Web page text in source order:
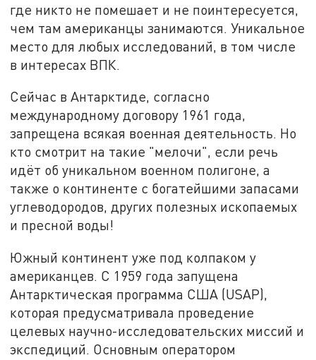
где никто не помешает и не поинтересуется,
чем там американцы занимаются. Уникальное
место для любых исследований, в том числе
в интересах ВПК.
Сейчас в Антарктиде, согласно
международному договору 1961 года,
запрещена всякая военная деятельность. Но
кто смотрит на такие "мелочи", если речь
идёт об уникальном военном полигоне, а
также о континенте с богатейшими запасами
углеводородов, других полезных ископаемых
и пресной воды!
Южный континент уже под колпаком у
американцев. С 1959 года запущена
Антарктическая программа США (USAP),
которая предусматривала проведение
целевых научно-исследовательских миссий и
экспедиций. Основным оператором